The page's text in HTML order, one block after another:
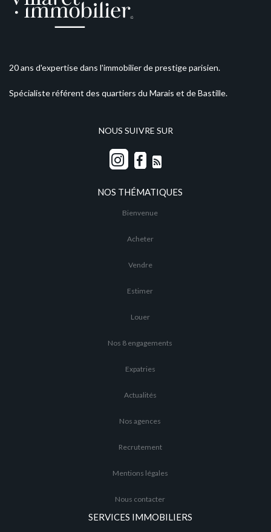
20 ans d'expertise dans l'immobilier de prestige parisien.
Spécialiste référent des quartiers du Marais et de Bastille.
NOUS SUIVRE SUR
NOS THÉMATIQUES
Bienvenue
Acheter
Vendre
Estimer
Louer
Nos 8 engagements
Expatries
Actualités
Nos agences
Recrutement
Mentions légales
Nous contacter
SERVICES IMMOBILIERS